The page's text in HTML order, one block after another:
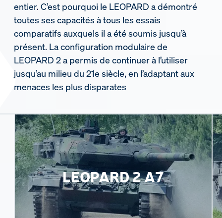
entier. C’est pourquoi le LEOPARD a démontré
toutes ses capacités à tous les essais
comparatifs auxquels il a été soumis jusqu’à
présent. La configuration modulaire de
LEOPARD 2 a permis de continuer à l’utiliser
jusqu’au milieu du 21e siècle, en l’adaptant aux
menaces les plus disparates
LEOPARD 2 A7